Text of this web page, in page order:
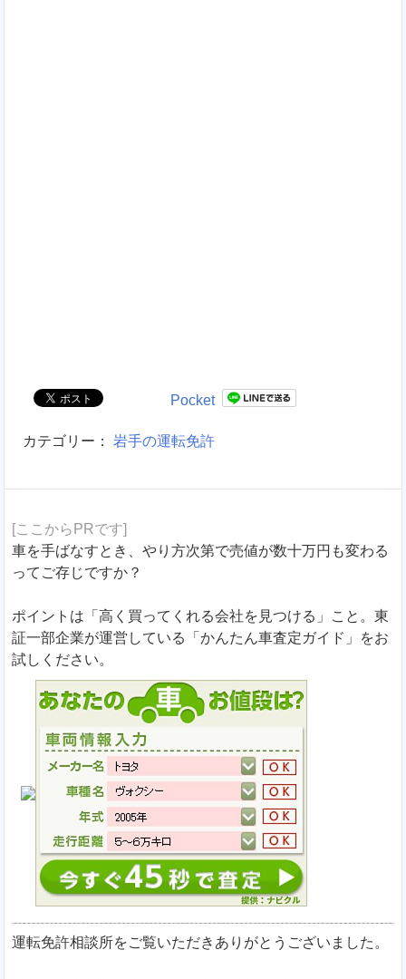
Pocket
カテゴリー： 岩手の運転免許
[ここからPRです]
車を手ばなすとき、やり方次第で売値が数十万円も変わる
ってご存じですか？
ポイントは「高く買ってくれる会社を見つける」こと。東
証一部企業が運営している「かんたん車査定ガイド」をお
試しください。
運転免許相談所をご覧いただきありがとうございました。